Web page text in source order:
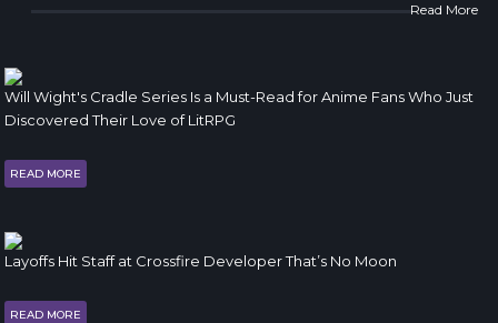
Read More
Will Wight's Cradle Series Is a Must-Read for Anime Fans Who Just
Discovered Their Love of LitRPG
READ MORE
Layoffs Hit Staff at Crossfire Developer That’s No Moon
READ MORE